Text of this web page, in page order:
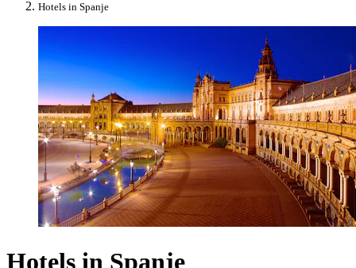
Hotels in Spanje
Hotels in Spanje